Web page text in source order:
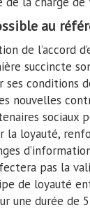
au
de l’accord
succincte
conditions
nouvelles
sociaux
la loyauté,
pas la
de loyauté
une durée de 5